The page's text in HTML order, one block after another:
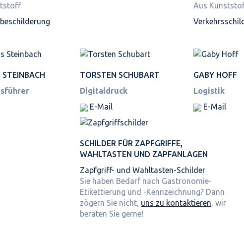
Aus
TORSTEN SCHUBART
Digitaldruck
E-Mail
GABY HOFF
Logistik
E-Mail
SCHILDER FÜR ZAPFGRIFFE,
WAHLTASTEN UND ZAPFANLAGEN
Zapfgriff- und Wahltasten-Schilder
Sie haben Bedarf nach Gastronomie-
Etikettierung und -Kennzeichnung? Dann
zögern Sie nicht, uns zu kontaktieren, wir
beraten Sie gerne!